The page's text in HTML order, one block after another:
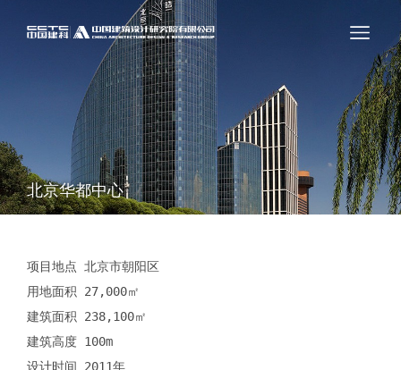
北京华都中心
项目地点 北京市朝阳区
用地面积 27,000㎡
建筑面积 238,100㎡
建筑高度 100m
设计时间 2011年